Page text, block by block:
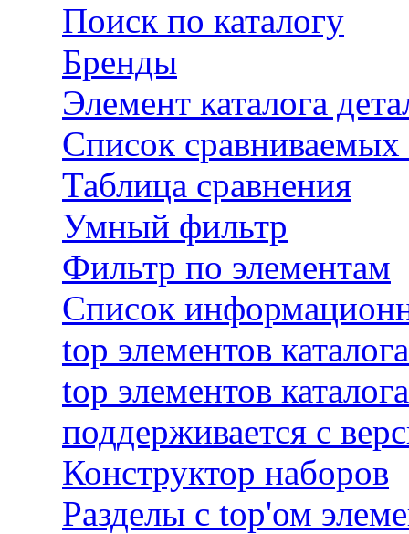
Поиск по каталогу
Бренды
Элемент каталога
Список сравниваемых
Таблица сравнения
Умный фильтр
Фильтр по элементам
Список
top элементов каталога
top элементов
поддерживается с
Конструктор наборов
Разделы с top'ом